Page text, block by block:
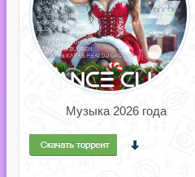
Музыка 2026 года